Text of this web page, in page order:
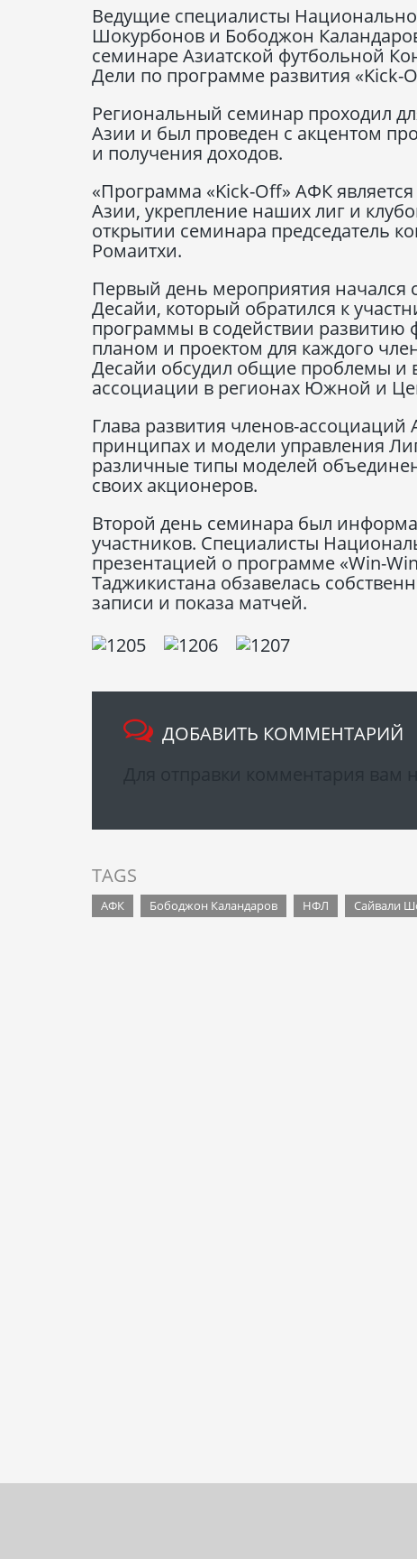
Ведущие специалисты
Шокурбонов и Бободжон
семинаре Азиатской футбольной
Дели по программе развития «Kick-
Региональный семинар проходил
Азии и был проведен с акцентом
и получения доходов.
«Программа «Kick-Off» АФК
Азии, укрепление наших лиг и
открытии семинара председатель
Ромаитхи.
Первый день мероприятия
Десайи, который обратился к
программы в содействии развитию
планом и проектом для каждого
Десайи обсудил общие проблемы и
ассоциации в регионах Южной и
Глава развития членов-
принципах и модели управления
различные типы моделей
своих акционеров.
Второй день семинара был
участников. Специалисты
презентацией о программе «Win-
Таджикистана обзавелась
записи и показа матчей.
ДОБАВИТЬ КОММЕНТАРИЙ
TAGS
АФК Бободжон Каландаров НФЛ Сайвали